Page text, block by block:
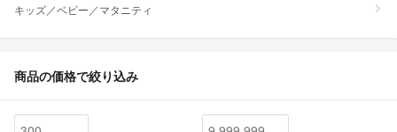
キッズ／ベビー／マタニティ
商品の価格で絞り込み